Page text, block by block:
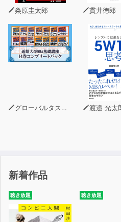
曖昧共感モデル かっぴーの弱
名詞止めモデル 綿矢りさの簡
過剰口語モデル 三浦しをんの
仮名8割モデル 向田邦子の柔和
硬質筆致モデル 井上都の冷静
接続詞省略モデル 恩田陸の快
壁ドンモデル 橋本治の豹変力
人柄調節モデル 上橋菜穂子の
ヨガ文モデル 紫原明子の息継力
CHAPTER3
バズる組み立て
粂原圭太郎 貫井徳郎
グローバルタスクフォース(著) 渡邉 光太
新着作品
聴き放題 聴き放題